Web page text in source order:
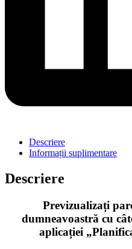
Descriere
Informații suplimentare
Descriere
Previzualizați
dumneavoastră cu
aplicației